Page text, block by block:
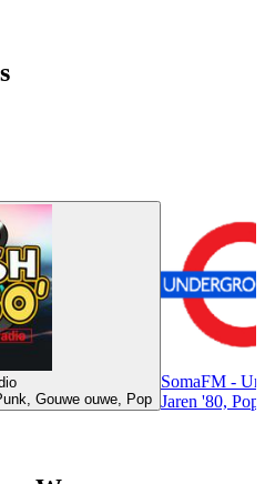
Gouwe ouwe, Pop
SomaFM -
Jaren '80, Pop